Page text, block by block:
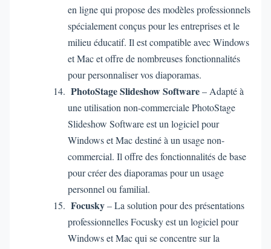
en ligne qui propose des modèles professionnels
spécialement conçus pour les entreprises et le
milieu éducatif. Il est compatible avec Windows
et Mac et offre de nombreuses fonctionnalités
pour personnaliser vos diaporamas.
PhotoStage Slideshow Software– Adapté à
une utilisation non-commerciale PhotoStage
Slideshow Software est un logiciel pour
Windows et Mac destiné à un usage non-
commercial. Il offre des fonctionnalités de base
pour créer des diaporamas pour un usage
personnel ou familial.
Focusky– La solution pour des présentations
professionnelles Focusky est un logiciel pour
Windows et Mac qui se concentre sur la